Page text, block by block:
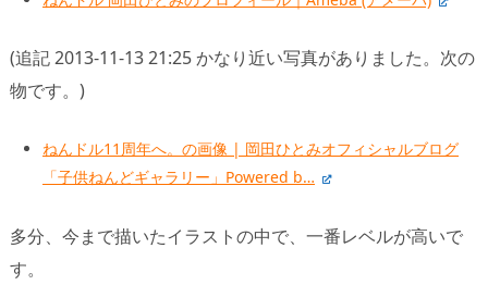
(追記 2013-11-13 21:25 かなり近い写真がありました。次の
物です。)
ねんドル11周年へ。の画像 | 岡田ひとみオフィシャルブログ
「子供ねんどギャラリー」Powered b…
多分、今まで描いたイラストの中で、一番レベルが高いで
す。